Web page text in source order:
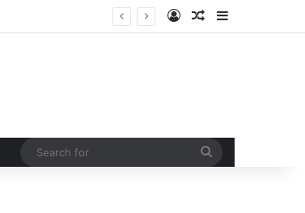
Log InRandom Article
Sidebar